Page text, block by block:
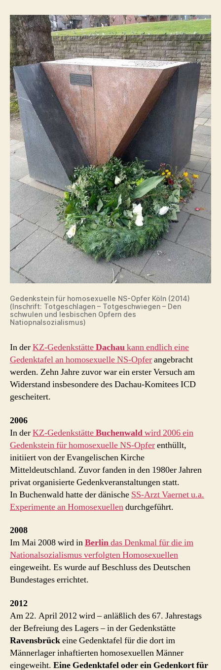
Gedenkstein für homosexuelle NS-Opfer Köln (2014)
(Inschrift: Totgeschlagen – Totgeschwiegen – Den
schwulen und lesbischen Opfern des
Natiopnalsozialismus)
In derKZ-GedenkstätteDachaukann endlich eine
Gedenktafel an homosexuelle NS-Opferangebracht
werden. Zehn Jahre zuvor war ein erster Versuch am
Widerstand insbesondere des Dachau-Komitees ICD
gescheitert.
2006
In derKZ-GedenkstätteBuchenwaldwird 2006 ein
Gedenkstein für homosexuelle NS-Opferenthüllt,
initiiert von der Evangelischen Kirche
Mitteldeutschland. Zuvor fanden in den 1980er Jahren
privat organisierte Gedenkveranstaltungen statt.
In Buchenwald hatte der dänische SS-Arzt Vaernet u.a.
Experimente an Homosexuellendurchgeführt.
2008
Im Mai 2008 wird inBerlindas Denkmal für die im
Nationalsozialismus verfolgten Homosexuellen
eingeweiht. Es wurde auf Beschluss des Deutschen
Bundestages errichtet.
2012
Am 22. April 2012 wird – anläßlich des 67. Jahrestags
der Befreiung des Lagers – in der Gedenkstätte
Ravensbrückeine Gedenktafel für die dort im
Männerlager inhaftierten homosexuellen Männer
eingeweiht. Eine Gedenktafel oder ein Gedenkort für